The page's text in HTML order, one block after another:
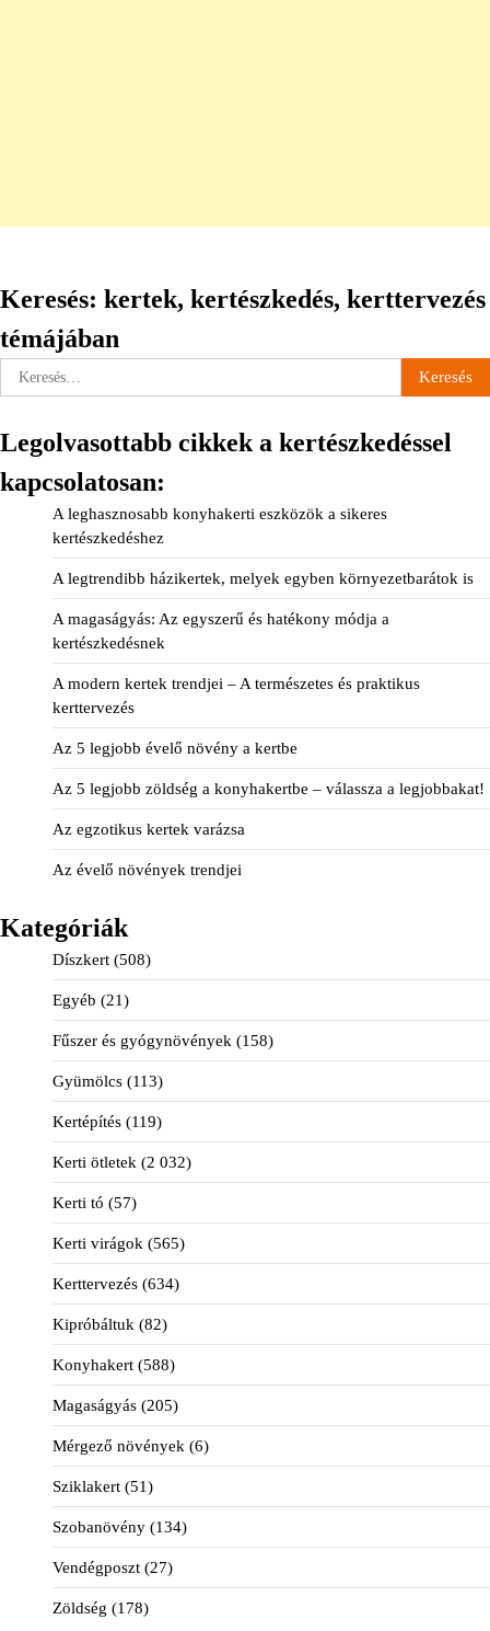
Keresés: kertek, kertészkedés, kerttervezés
témájában
Keresés:
Legolvasottabb cikkek a kertészkedéssel
kapcsolatosan:
A leghasznosabb konyhakerti eszközök a sikeres
kertészkedéshez
A legtrendibb házikertek, melyek egyben környezetbarátok is
A magaságyás: Az egyszerű és hatékony módja a
kertészkedésnek
A modern kertek trendjei – A természetes és praktikus
kerttervezés
Az 5 legjobb évelő növény a kertbe
Az 5 legjobb zöldség a konyhakertbe – válassza a legjobbakat!
Az egzotikus kertek varázsa
Az évelő növények trendjei
Kategóriák
Díszkert (508)
Egyéb (21)
Fűszer és gyógynövények (158)
Gyümölcs (113)
Kertépítés (119)
Kerti ötletek (2 032)
Kerti tó (57)
Kerti virágok (565)
Kerttervezés (634)
Kipróbáltuk (82)
Konyhakert (588)
Magaságyás (205)
Mérgező növények (6)
Sziklakert (51)
Szobanövény (134)
Vendégposzt (27)
Zöldség (178)